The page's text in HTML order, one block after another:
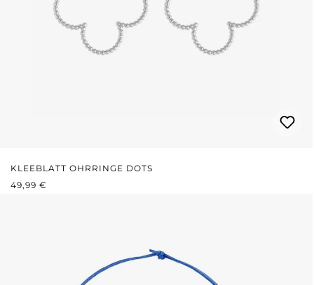
KLEEBLATT OHRRINGE DOTS
REGULÄRER PREIS:
49,99 €